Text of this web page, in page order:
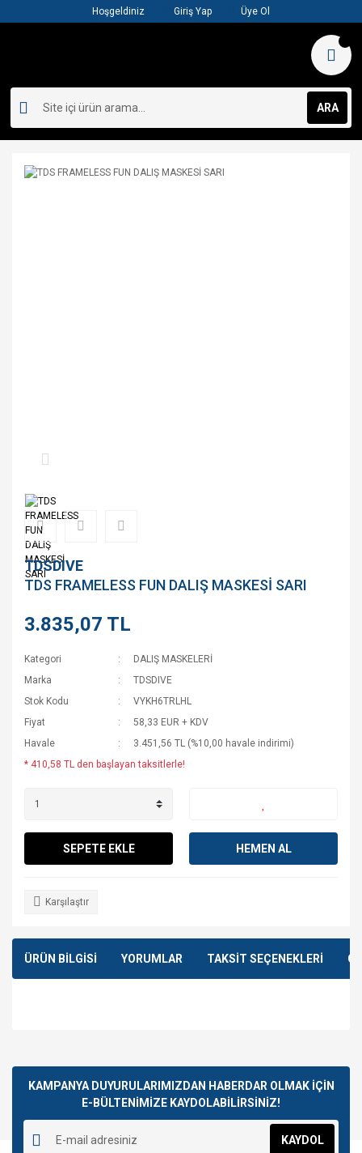
Hoşgeldiniz Giriş Yap Üye Ol
ARA
TDSDIVE
TDS FRAMELESS FUN DALIŞ MASKESİ SARI
3.835,07 TL
Kategori
DALIŞ MASKELERİ
Marka
TDSDIVE
Stok Kodu
VYKH6TRLHL
Fiyat
58,33 EUR + KDV
Havale
3.451,56 TL (%10,00 havale indirimi)
* 410,58 TL den başlayan taksitlerle!
SEPETE EKLE HEMEN AL
Karşılaştır
ÜRÜN BİLGİSİ YORUMLAR TAKSİT SEÇENEKLERİ
Yorum Yaz
kullanarak tarafımıza iletebilirsiniz.
Görüş ve önerileriniz için teşekkür ederiz.
Ürün resmi kalitesiz, bozuk veya görüntülenemiyor.
Ürün açıklamasında eksik bilgiler bulunuyor.
KAMPANYA DUYURULARIMIZDAN HABERDAR OLMAK İÇİN
E-BÜLTENİMİZE KAYDOLABİLİRSİNİZ!
KAYDOL